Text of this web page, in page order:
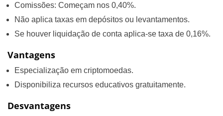
Comissões: Começam nos 0,40%.
Não aplica taxas em depósitos ou levantamentos.
Se houver liquidação de conta aplica-se taxa de 0,16%.
Vantagens
Especialização em criptomoedas.
Disponibiliza recursos educativos gratuitamente.
Desvantagens